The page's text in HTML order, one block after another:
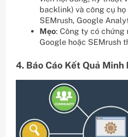
backlink) và công cụ
SEMrush, Google
Mẹo: Công ty có chứng
Google hoặc SEMrush
4. Báo Cáo Kết Quả Minh